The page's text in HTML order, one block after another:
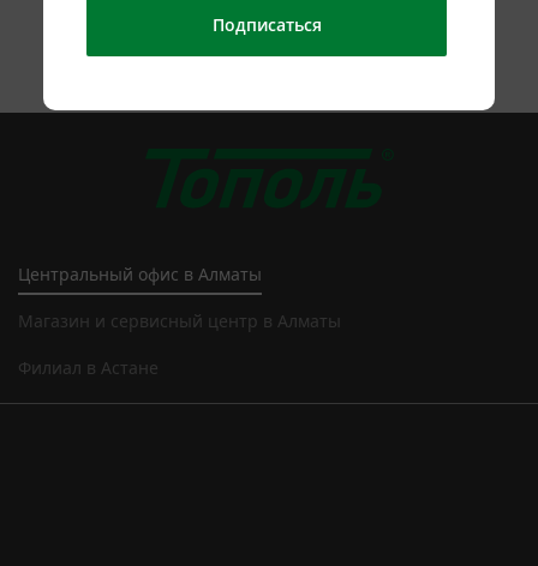
Центральный офис в Алматы
Магазин и сервисный центр в Алматы
Филиал в Астане
Подписаться